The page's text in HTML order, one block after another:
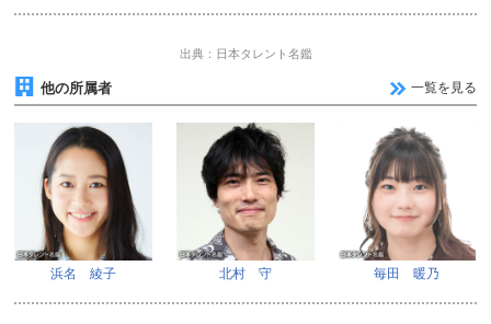
出典：日本タレント名鑑
他の所属者 一覧を見る
浜名 綾子 北村 守 毎田 暖乃